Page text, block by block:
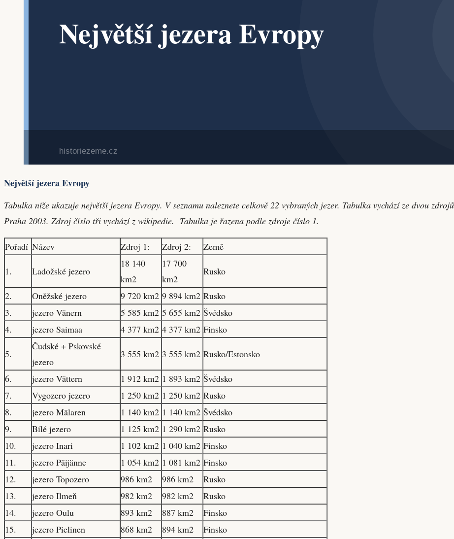
Největší jezera Evropy
Tabulka níže ukazuje největší jezera Evropy. V seznamu naleznete celkově 22 vybraných jezer. Tabulka vychází ze dvou
Praha 2003. Zdroj číslo tři vychází z wikipedie. Tabulka je řazena podle zdroje číslo 1.
Pořadí Název Zdroj 1: Zdroj 2: Země
1. Ladožské jezero
18 140
km2
17 700
km2
Rusko
2. Oněžské jezero 9 720 km2 9 894 km2 Rusko
3.
jezero Vänern 5 585 km2 5 655 km2 Švédsko
4.
jezero Saimaa 4 377 km2 4 377 km2 Finsko
5.
Čudské + Pskovské
jezero
3 555 km2 3 555 km2 Rusko/Estonsko
6. jezero Vättern 1 912 km2 1 893 km2 Švédsko
7.
Vygozero jezero 1 250 km2 1 250 km2 Rusko
8.
jezero Mälaren 1 140 km2 1 140 km2 Švédsko
9.
Bílé jezero 1 125 km2 1 290 km2 Rusko
10.
jezero Inari 1 102 km2 1 040 km2 Finsko
11.
jezero Päijänne 1 054 km2 1 081 km2 Finsko
12.
jezero Topozero 986 km2 986 km2
Rusko
13.
jezero Ilmeň 982 km2 982 km2
Rusko
14.
jezero Oulu 893 km2 887 km2
Finsko
15.
jezero Pielinen 868 km2 894 km2
Finsko